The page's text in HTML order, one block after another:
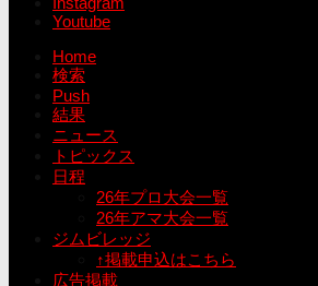
Youtube
Home
検索
Push
結果
ニュース
トピックス
日程
26年プロ大会一覧
26年アマ大会一覧
ジムビレッジ
↑掲載申込はこちら
広告掲載